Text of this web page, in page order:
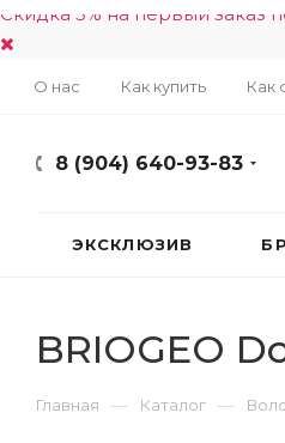
Скидка 5% на первый заказ
О нас Как купить Как
8 (904) 640-93-83
ЭКСКЛЮЗИВ
BRIOGEO
Главная — Каталог —